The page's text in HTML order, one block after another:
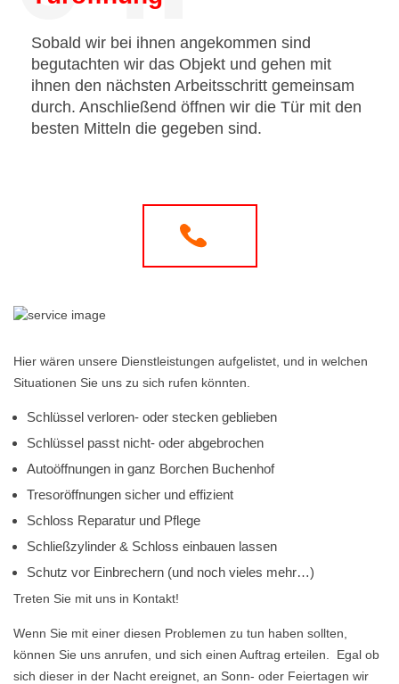
Sobald wir bei ihnen angekommen sind
begutachten wir das Objekt und gehen mit
ihnen den nächsten Arbeitsschritt gemeinsam
durch. Anschließend öffnen wir die Tür mit den
besten Mitteln die gegeben sind.
Hier wären unsere Dienstleistungen aufgelistet, und in welchen
Situationen Sie uns zu sich rufen könnten.
Schlüssel verloren- oder stecken geblieben
Schlüssel passt nicht- oder abgebrochen
Autoöffnungen in ganz Borchen Buchenhof
Tresoröffnungen sicher und effizient
Schloss Reparatur und Pflege
Schließzylinder & Schloss einbauen lassen
Schutz vor Einbrechern (und noch vieles mehr…)
Treten Sie mit uns in Kontakt!
Wenn Sie mit einer diesen Problemen zu tun haben sollten,
können Sie uns anrufen, und sich einen Auftrag erteilen. Egal ob
sich dieser in der Nacht ereignet, an Sonn- oder Feiertagen wir